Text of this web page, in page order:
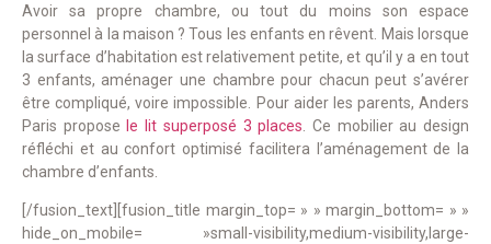
Avoir sa propre chambre, ou tout du moins son espace
personnel à la maison ? Tous les enfants en rêvent. Mais lorsque
la surface d’habitation est relativement petite, et qu’il y a en tout
3 enfants, aménager une chambre pour chacun peut s’avérer
être compliqué, voire impossible. Pour aider les parents, Anders
Paris propose le lit superposé 3 places . Ce mobilier au design
réfléchi et au confort optimisé facilitera l’aménagement de la
chambre d’enfants.
[/fusion_text][fusion_title margin_top= » » margin_bottom= » »
hide_on_mobile= »small-visibility,medium-visibility,large-